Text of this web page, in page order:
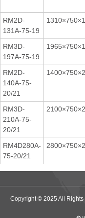
RM2D-
131A-75-19
RM3D-
197A-75-19
RM2D-
140A-75-
20/21
RM3D-
210A-75-
20/21
RM4D280A-
75-20/21
Copyright © 2025 All Rights